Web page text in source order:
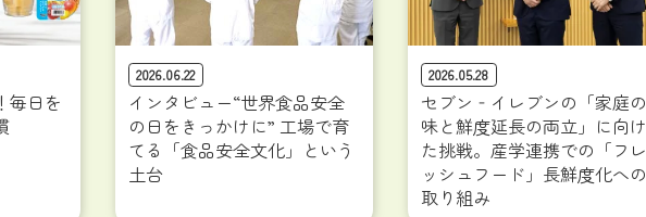
毎日を
2026.06.22
インタビュー“世界食品安全
の日をきっかけに” 工場で育
てる「食品安全文化」という
土台
2026.05.28
セブン‐イレブンの「家庭の
味と鮮度延長の両立」に向け
た挑戦。産学連携での「フレ
ッシュフード」長鮮度化への
取り組み